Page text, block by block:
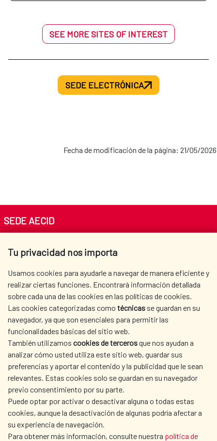
SEE MORE SITES OF INTEREST
SEDE ELECTRÓNICA
Fecha de modificación de la página: 21/05/2026
Tu privacidad nos importa
Usamos cookies para ayudarle a navegar de manera eficiente y
realizar ciertas funciones. Encontrará información detallada
sobre cada una de las cookies en las políticas de cookies.
Las cookies categorizadas como técnicas se guardan en su
navegador, ya que son esenciales para permitir las
funcionalidades básicas del sitio web.
También utilizamos cookies de tercerosque nos ayudan a
analizar cómo usted utiliza este sitio web, guardar sus
preferencias y aportar el contenido y la publicidad que le sean
relevantes. Estas cookies solo se guardan en su navegador
previo consentimiento por su parte.
Puede optar por activar o desactivar alguna o todas estas
cookies, aunque la desactivación de algunas podría afectar a
su experiencia de navegación.
Para obtener más información, consulte nuestra política de
SEDE AECID
Tel. +34 900 20 30 54​​​​​​​
AECID
WHERE DO WE COOPERATE?
SPANISH HUMANITARIAN
ACTION
PRESS ROOM
CULTURE AND SCIENCE LIBRARY
OUR SOCIAL MEDIA